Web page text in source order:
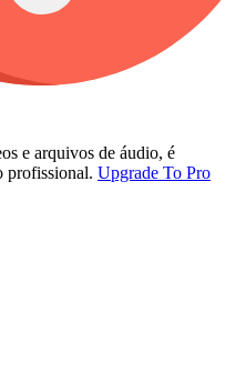
e arquivos de áudio, é
profissional. Upgrade To Pro